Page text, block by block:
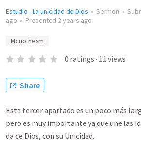
Estudio - La unicidad de Dios • Sermon •
ago • Presented 2 years ago
Monotheism
0 ratings · 11 views
Share
Este tercer apartado es un poco más
pero es muy importante ya que une las
da de Dios, con su Unicidad.